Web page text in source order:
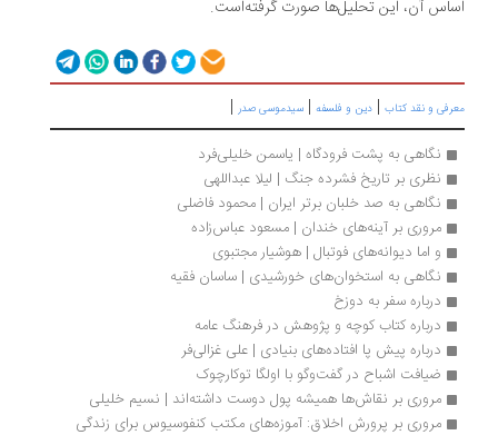
اساس آن، این تحلیل‌ها صورت گرفته‌است.
معرفی و نقد کتاب | دین و فلسفه | سیدموسی صدر |
نگاهی به پشت فرودگاه | یاسمن خلیلی‌‌‌فرد
نظری بر تاریخ فشرده جنگ | لیلا عبداللهی
نگاهی به صد خلبان برتر ایران | محمود فاضلی
مروری بر آینه‌های خندان | مسعود عباس‌زاده
و اما دیوانه‌های فوتبال | هوشیار مجتبوی
نگاهی به استخوان‌های خورشیدی | ساسان فقیه
درباره سفر به دوزخ
درباره کتاب کوچه و پژوهش در فرهنگ عامه
درباره پیش پا افتاده‌های بنیادی | علی غزالی‌فر
ضیافت اشباح در گفت‌وگو با اولگا توکارچوک
مروری بر نقاش‌ها همیشه پول دوست داشته‌اند | نسیم خلیلی